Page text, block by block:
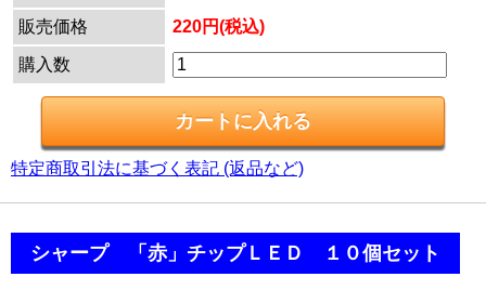
販売価格
220円(税込)
購入数
特定商取引法に基づく表記 (返品など)
シャープ 「赤」チップＬＥＤ １０個セット
.